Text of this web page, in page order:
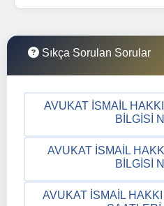
Sıkça Sorulan Sorular
AVUKAT İSMAIL
BILGISI
AVUKAT İSMAIL
BILGISI
AVUKAT İSMAIL